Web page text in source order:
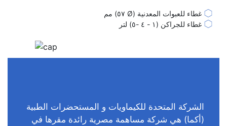
غطاء للعبوات المعدنية (Ø ٥٧) مم
غطاء للجراكن (١ - ٤ -٥) لتر
الشركة المتحدة للكيماويات و المستحضرات الطبية
(أكما) هي شركة مساهمة مصرية رائدة مقرها في